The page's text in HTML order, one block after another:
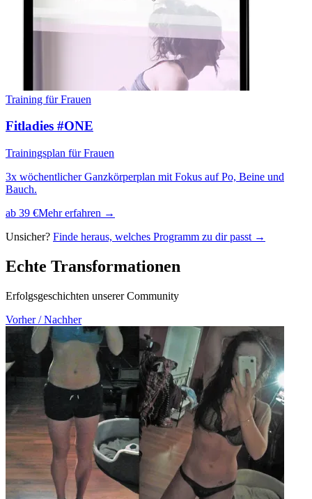
Training für Frauen
Fitladies #ONE
Trainingsplan für Frauen
3x wöchentlicher Ganzkörperplan mit Fokus auf Po, Beine und
Bauch.
ab 39 €Mehr erfahren →
Unsicher? Finde heraus, welches Programm zu dir passt →
Echte Transformationen
Erfolgsgeschichten unserer Community
Vorher / Nachher